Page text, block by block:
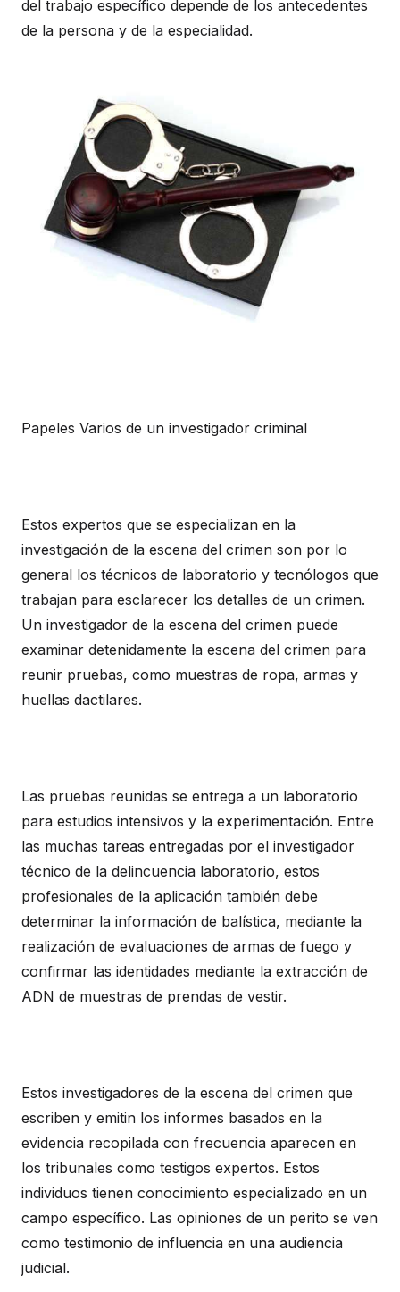
del trabajo específico depende de los antecedentes
de la persona y de la especialidad.
Papeles Varios de un investigador criminal
Estos expertos que se especializan en la
investigación de la escena del crimen son por lo
general los técnicos de laboratorio y tecnólogos que
trabajan para esclarecer los detalles de un crimen.
Un investigador de la escena del crimen puede
examinar detenidamente la escena del crimen para
reunir pruebas, como muestras de ropa, armas y
huellas dactilares.
Las pruebas reunidas se entrega a un laboratorio
para estudios intensivos y la experimentación. Entre
las muchas tareas entregadas por el investigador
técnico de la delincuencia laboratorio, estos
profesionales de la aplicación también debe
determinar la información de balística, mediante la
realización de evaluaciones de armas de fuego y
confirmar las identidades mediante la extracción de
ADN de muestras de prendas de vestir.
Estos investigadores de la escena del crimen que
escriben y emitin los informes basados en la
evidencia recopilada con frecuencia aparecen en
los tribunales como testigos expertos. Estos
individuos tienen conocimiento especializado en un
campo específico. Las opiniones de un perito se ven
como testimonio de influencia en una audiencia
judicial.